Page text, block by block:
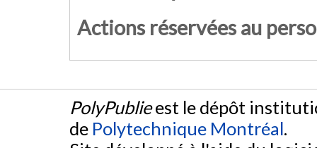
Actions réservées au
PolyPublieest le dépôt
de Polytechnique Montréal.